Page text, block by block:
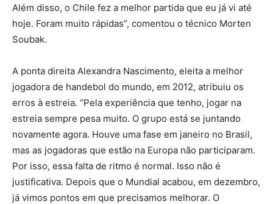
Além disso, o Chile fez a melhor partida que eu já vi até
hoje. Foram muito rápidas”, comentou o técnico Morten
Soubak.
A ponta direita Alexandra Nascimento, eleita a melhor
jogadora de handebol do mundo, em 2012, atribuiu os
erros à estreia. “Pela experiência que tenho, jogar na
estreia sempre pesa muito. O grupo está se juntando
novamente agora. Houve uma fase em janeiro no Brasil,
mas as jogadoras que estão na Europa não participaram.
Por isso, essa falta de ritmo é normal. Isso não é
justificativa. Depois que o Mundial acabou, em dezembro,
já vimos pontos em que precisamos melhorar. O